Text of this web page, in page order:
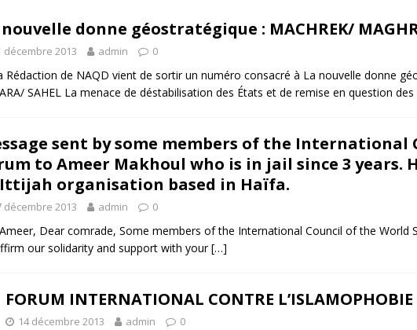
donne géostratégique : MACHREK/
décembre 2013 admin 0
de NAQD vient de sortir un numéro consacré à La nouvelle donne
SAHEL La menace de déstabilisation des États et de remise en question
sent by some members of the International
to Ameer Makhoul who is in jail since 3 years.
organisation based in Haïfa.
décembre 2013 admin 0
Dear comrade, Some members of the International Council of the World
our solidarity and support with your[…]
FORUM INTERNATIONAL CONTRE L’ISLAMOPHOBIE
14 décembre 2013 admin 0